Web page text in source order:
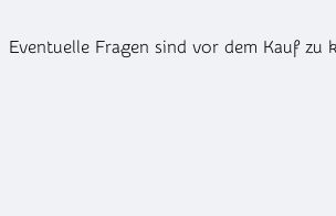
Eventuelle Fragen sind vor dem Kauf zu